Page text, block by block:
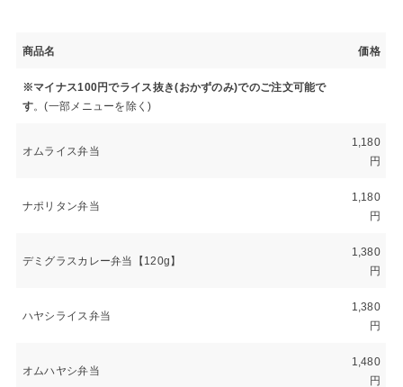
商品名 価格
※マイナス100円でライス抜き(おかずのみ)でのご注文可能で
す。(一部メニューを除く)
オムライス弁当
1,180
円
ナポリタン弁当
1,180
円
デミグラスカレー弁当【120g】
1,380
円
ハヤシライス弁当
1,380
円
オムハヤシ弁当
1,480
円